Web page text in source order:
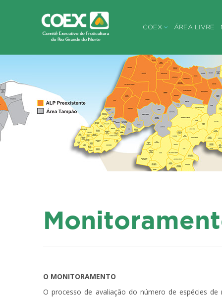
COEX ÁREA LIVRE
O MONITORAMENTO
O processo de avaliação do número de espécies